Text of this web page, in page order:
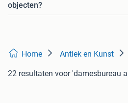
objecten?
Home Antiek en Kunst
22 resultaten voor 'damesbureau